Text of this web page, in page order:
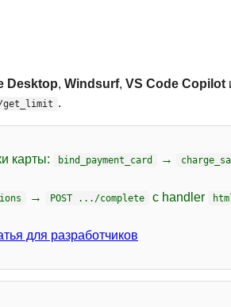
Desktop, Windsurf, VS Code Copilot
get_limit .
карты: bind_payment_card →
→ POST .../complete с handler
для разработчиков